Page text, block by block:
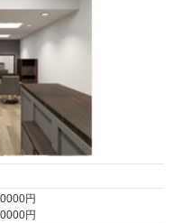
円
円